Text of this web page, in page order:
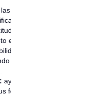
las empresas
a los
más
específico,
de
la rotación
ayudan a los
fortalezas,